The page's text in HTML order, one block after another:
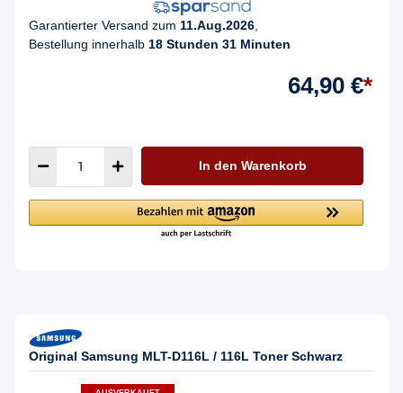
Garantierter Versand zum 11.Aug.2026
Bestellung innerhalb 18 Stunden 31 Minuten
64,90 €*
In den Warenkorb
Original Samsung MLT-D116L / 116L Toner Schwarz